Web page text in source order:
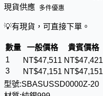
現貨供應 多件優惠
💡有現貨，可直接下單。
數量 一般價格
貴賓價格
1
NT$47,511 NT$47,421
3
NT$47,151 NT$47,151
型號:SBASUSSD0000Z-20